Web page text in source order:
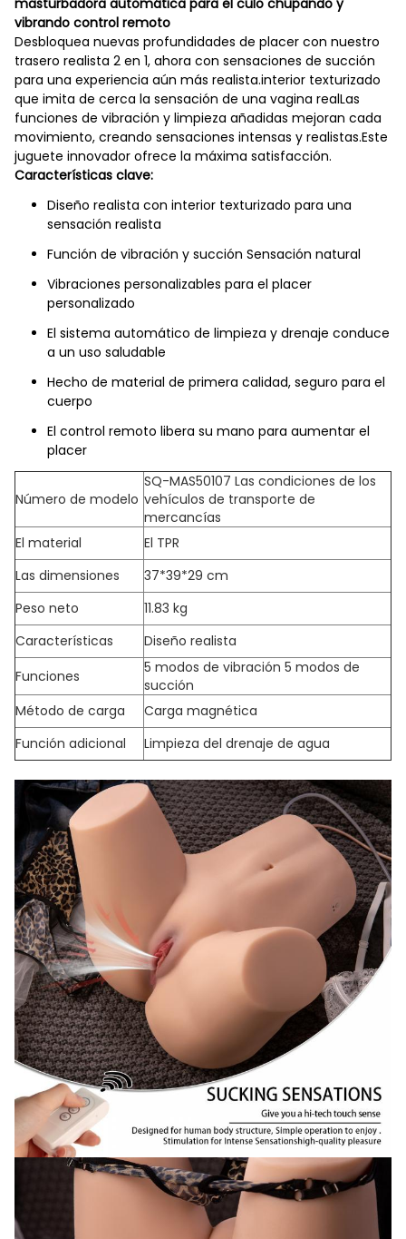
vibrando control remoto
Desbloquea nuevas profundidades de placer con nuestro
trasero realista 2 en 1, ahora con sensaciones de succión
para una experiencia aún más realista.interior texturizado
que imita de cerca la sensación de una vagina realLas
funciones de vibración y limpieza añadidas mejoran cada
movimiento, creando sensaciones intensas y realistas.Este
juguete innovador ofrece la máxima satisfacción.
Características clave:
Diseño realista con interior texturizado para una
sensación realista
Función de vibración y succión Sensación natural
Vibraciones personalizables para el placer
personalizado
El sistema automático de limpieza y drenaje conduce
a un uso saludable
Hecho de material de primera calidad, seguro para el
cuerpo
El control remoto libera su mano para aumentar el
placer
Número de modelo
SQ-MAS50107 Las condiciones de los
vehículos de transporte de
mercancías
El material
El TPR
Las dimensiones
37*39*29 cm
Peso neto
11.83 kg
Características
Diseño realista
Funciones
5 modos de vibración 5 modos de
succión
Método de carga
Carga magnética
Función adicional
Limpieza del drenaje de agua